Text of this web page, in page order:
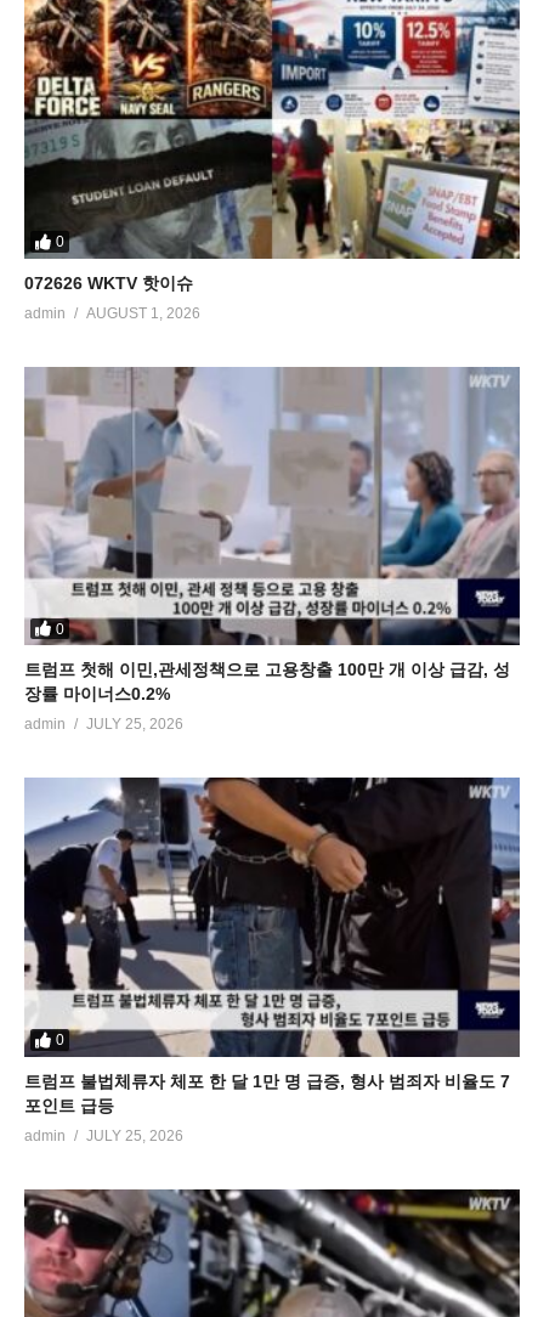
0
072626 WKTV 핫이슈
admin AUGUST 1, 2026
0
트럼프 첫해 이민,관세정책으로 고용창출 100만 개 이상 급감, 성
장률 마이너스0.2%
admin JULY 25, 2026
0
트럼프 불법체류자 체포 한 달 1만 명 급증, 형사 범죄자 비율도 7
포인트 급등
admin JULY 25, 2026